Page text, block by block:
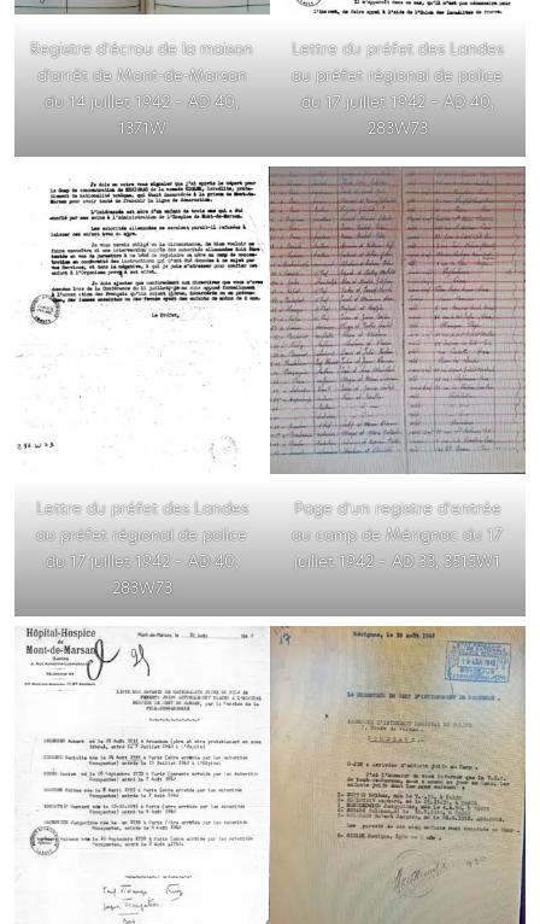
Registre d’écrou de la maison
d’arrêt de Mont-de-Marsan
du 14 juillet 1942 – AD 40,
1371W
Lettre du préfet des Landes
au préfet régional de police
du 17 juillet 1942 – AD 40,
283W73
Lettre du préfet des Landes
au préfet régional de police
du 17 juillet 1942 – AD 40,
283W73
Page d’un registre d’entrée
au camp de Mérignac du 17
juillet 1942 – AD 33, 3515W1